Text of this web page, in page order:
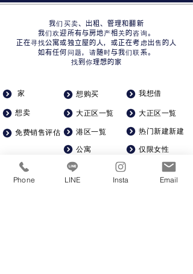
我们买卖、出租、管理和翻新
我们欢迎所有与房地产相关的咨询。
正在寻找公寓或独立屋的人，或正在考虑出售的人
如有任何问题，请随时与我们联系。
找到你理想的家
家
想卖
想购买
大正区一覧
免费销售评估
公司简介
公寓
二手独立屋
港区一覧
我想借
大正区一覧
热门新建新建
仅限女性
对于单身人士
宽敞宽敞
Phone LINE Insta Email